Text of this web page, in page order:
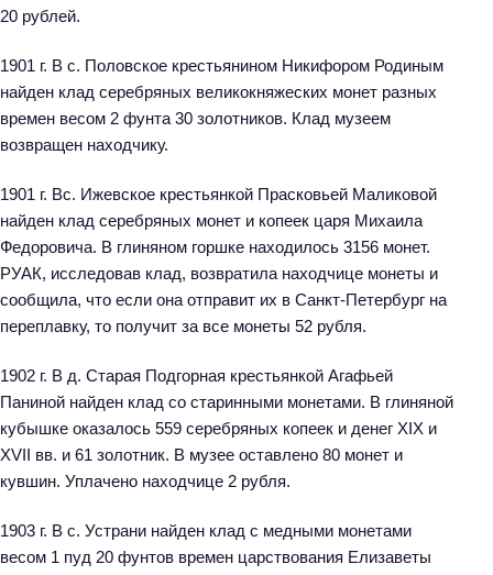
20 рублей.
1901 г. В с. Половское крестьянином Никифором Родиным
найден клад серебряных великокняжеских монет разных
времен весом 2 фунта 30 золотников. Клад музеем
возвращен находчику.
1901 г. Вс. Ижевское крестьянкой Прасковьей Маликовой
найден клад серебряных монет и копеек царя Михаила
Федоровича. В глиняном горшке находилось 3156 монет.
РУАК, исследовав клад, возвратила находчице монеты и
сообщила, что если она отправит их в Санкт-Петербург на
переплавку, то получит за все монеты 52 рубля.
1902 г. В д. Старая Подгорная крестьянкой Агафьей
Паниной найден клад со старинными монетами. В глиняной
кубышке оказалось 559 серебряных копеек и денег XIX и
XVII вв. и 61 золотник. В музее оставлено 80 монет и
кувшин. Уплачено находчице 2 рубля.
1903 г. В с. Устрани найден клад с медными монетами
весом 1 пуд 20 фунтов времен царствования Елизаветы
Н
а